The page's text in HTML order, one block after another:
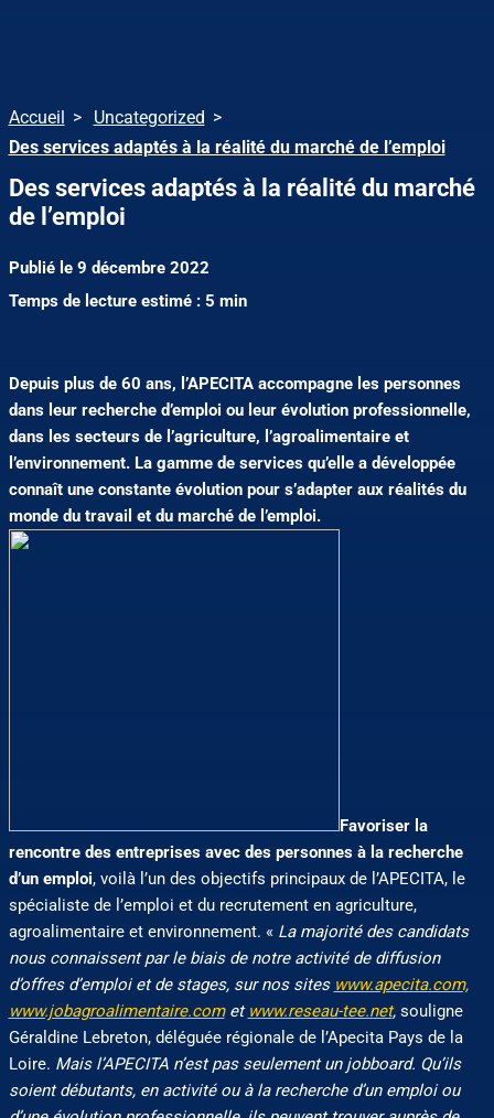
Accueil
Uncategorized
Des services adaptés à la réalité du marché de l’emploi
Des services adaptés à la réalité du marché
de l’emploi
Publié le 9 décembre 2022
Temps de lecture estimé : 5 min
Depuis plus de 60 ans, l’APECITA accompagne les personnes
dans leur recherche d’emploi ou leur évolution professionnelle,
dans les secteurs de l’agriculture, l’agroalimentaire et
l’environnement. La gamme de services qu’elle a développée
connaît une constante évolution pour s’adapter aux réalités du
monde du travail et du marché de l’emploi.
Favoriser la
rencontre des entreprises avec des personnes à la recherche
d’un emploi, voilà l’un des objectifs principaux de l’APECITA, le
spécialiste de l’emploi et du recrutement en agriculture,
agroalimentaire et environnement. « La majorité des candidats
nous connaissent par le biais de notre activité de diffusion
d’offres d’emploi et de stages, sur nos sites www.apecita.com,
www.jobagroalimentaire.comet www.reseau-tee.net,souligne
Géraldine Lebreton, déléguée régionale de l’Apecita Pays de la
Loire. Mais l’APECITA n’est pas seulement un jobboard. Qu’ils
soient débutants, en activité ou à la recherche d’un emploi ou